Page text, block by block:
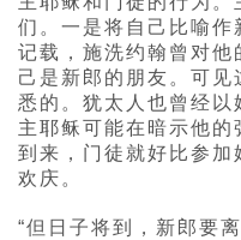
们。一是将自己比喻
记载，施洗约翰曾对他
己是新郎的朋友。可
悉的。犹太人也曾经以
主耶稣可能在暗示他
到来，门徒就好比参加
欢庆。
“但日子将到，新郎要